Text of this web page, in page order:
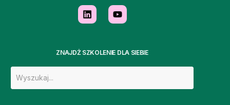
ZNAJDŻ SZKOLENIE DLA SIEBIE